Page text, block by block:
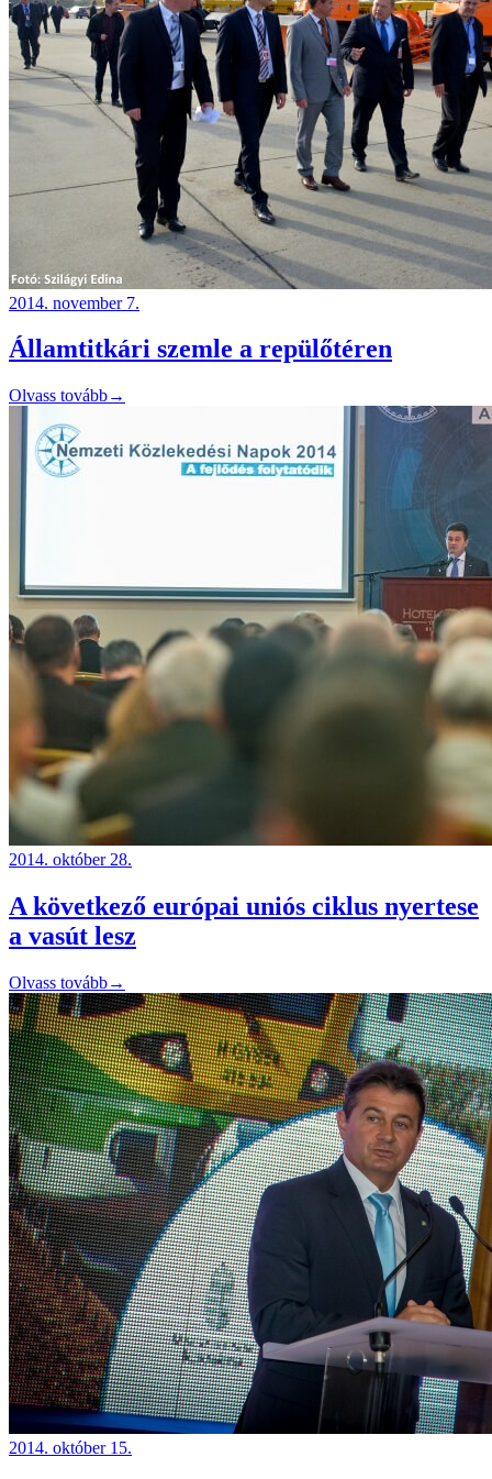
2014. november 7.
Államtitkári szemle a repülőtéren
Olvass tovább→
2014. október 28.
A következő európai uniós ciklus nyertese
a vasút lesz
Olvass tovább→
2014. október 15.